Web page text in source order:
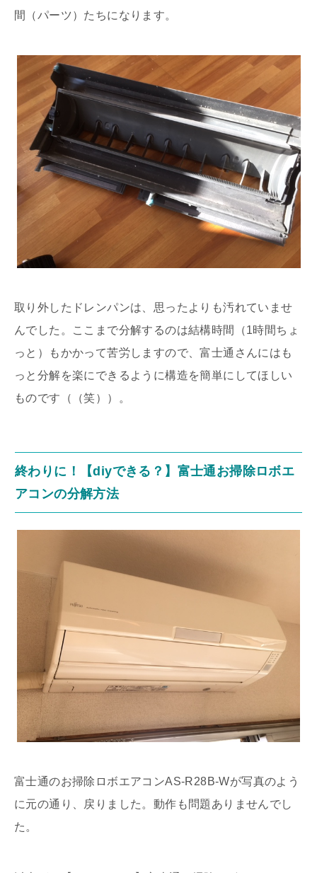
間（パーツ）たちになります。
取り外したドレンパンは、思ったよりも汚れていませ
んでした。ここまで分解するのは結構時間（1時間ちょ
っと）もかかって苦労しますので、富士通さんにはも
っと分解を楽にできるように構造を簡単にしてほしい
ものです（（笑））。
終わりに！【diyできる？】富士通お掃除ロボエ
アコンの分解方法
富士通のお掃除ロボエアコンAS-R28B-Wが写真のよう
に元の通り、戻りました。動作も問題ありませんでし
た。